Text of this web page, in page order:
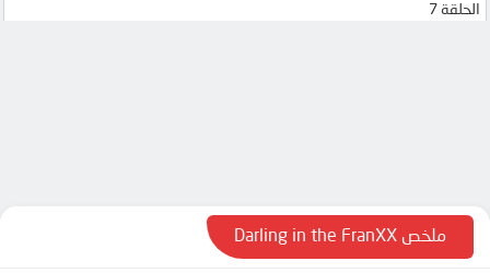
الحلقة 7
الحلقة 13
الحلقة 14
ملخص Darling in the FranXX